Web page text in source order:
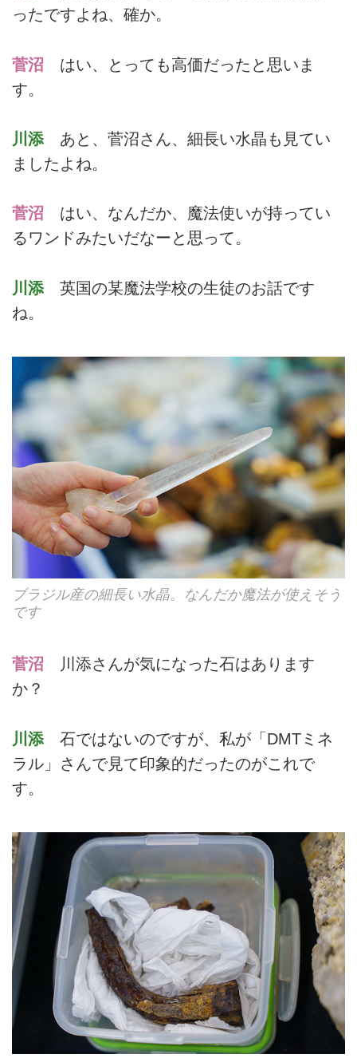
ったですよね、確か。
菅沼 はい、とっても高価だったと思いま
す。
川添 あと、菅沼さん、細長い水晶も見てい
ましたよね。
菅沼 はい、なんだか、魔法使いが持ってい
るワンドみたいだなーと思って。
川添 英国の某魔法学校の生徒のお話です
ね。
ブラジル産の細長い水晶。なんだか魔法が使えそう
です
菅沼 川添さんが気になった石はあります
か？
川添 石ではないのですが、私が「DMTミネ
ラル」さんで見て印象的だったのがこれで
す。